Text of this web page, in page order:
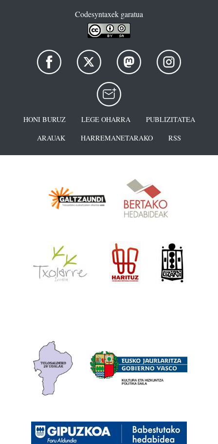
Codesyntaxek garatua
HONI BURUZ LEGE OHARRA
PUBLIZITATEA
ARAUAK
HARREMANETARAKO RSS